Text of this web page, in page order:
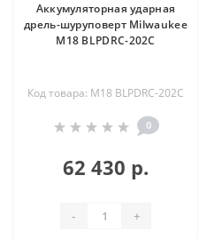
Аккумуляторная ударная
дрель-шуруповерт Milwaukee
M18 BLPDRC-202C
Код товара: M18 BLPDRC-202C
0
62 430 р.
- +